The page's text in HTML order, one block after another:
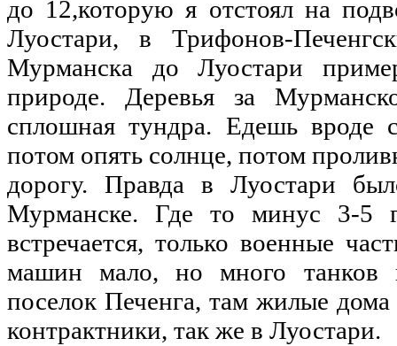
до 12,которую я отстоял на
Луостари, в Трифонов-
Мурманска до Луостари
природе. Деревья за
сплошная тундра. Едешь вроде
потом опять солнце, потом
дорогу. Правда в Луостари
Мурманске. Где то минус 3-
встречается, только военные
машин мало, но много танков
поселок Печенга, там жилые
контрактники, так же в Луостари.